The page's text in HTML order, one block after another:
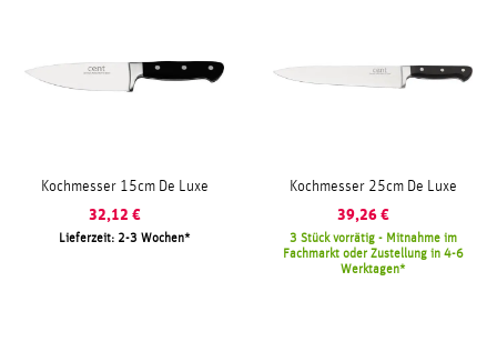
Kochmesser 15cm De Luxe
32,12 €
Lieferzeit: 2-3 Wochen
Kochmesser 25cm De Luxe
39,26 €
3 Stück vorrätig - Mitnahme im
Fachmarkt oder Zustellung in 4-6
Werktagen